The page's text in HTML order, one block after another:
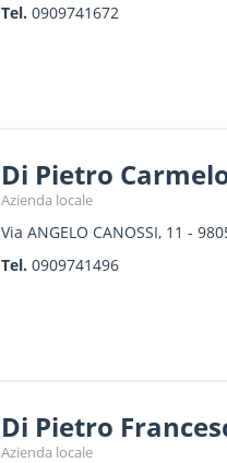
Tel. 0909741672
Di Pietro
Azienda locale
Via ANGELO CANOSSI, 11 -
Tel. 0909741496
Di Pietro
Azienda locale